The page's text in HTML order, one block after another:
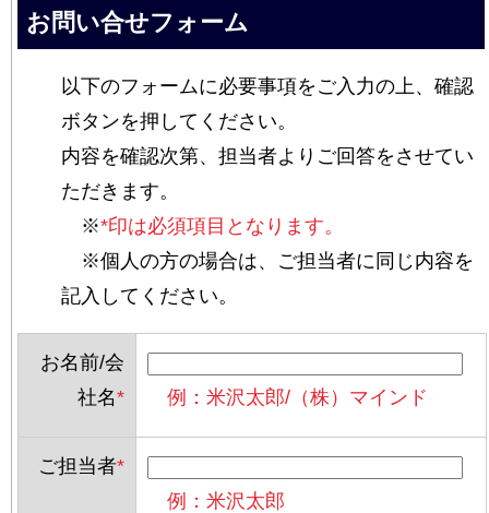
お問い合せフォーム
以下のフォームに必要事項をご入力の上、確認
ボタンを押してください。
内容を確認次第、担当者よりご回答をさせてい
ただきます。
※*印は必須項目となります。
※個人の方の場合は、ご担当者に同じ内容を
記入してください。
お名前/会
社名* 例：米沢太郎/（株）マインド
ご担当者*
例：米沢太郎